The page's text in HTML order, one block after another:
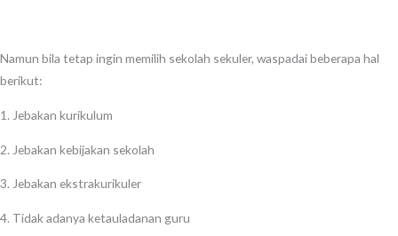
Namun bila tetap ingin memilih sekolah sekuler, waspadai beberapa hal
berikut:
1. Jebakan kurikulum
2. Jebakan kebijakan sekolah
3. Jebakan ekstrakurikuler
4. Tidak adanya ketauladanan guru